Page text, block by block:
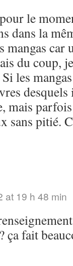
le
dans la
mangas car
du coup,
les
mais
sans pitié.
at 19 h 48 min
ça fait